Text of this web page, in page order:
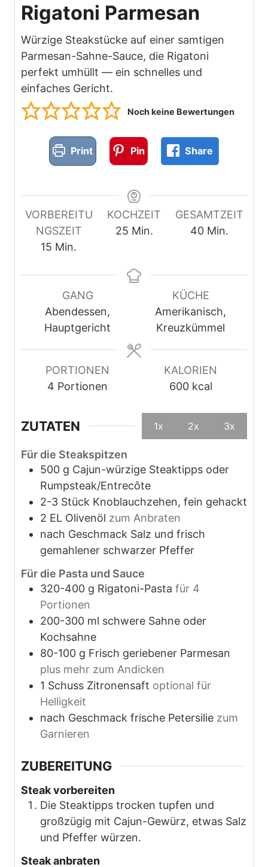
Rigatoni Parmesan
Würzige Steakstücke auf einer samtigen
Parmesan-Sahne-Sauce, die Rigatoni
perfekt umhüllt — ein schnelles und
einfaches Gericht.
Noch keine Bewertungen
Print Pin Share
VORBEREITU
NGSZEIT
15 M
n
t
e
Min.
KOCHZEIT
25M
u
Min.
GESAMTZEIT
40M
u
t
e
n
Min.
GANG
Abendessen,
Hauptgericht
KÜCHE
Amerikanisch,
Kreuzkümmel
PORTIONEN
4 Portionen
KALORIEN
600 kcal
ZUTATEN 1x 2x 3x
Für die Steakspitzen
500 g Cajun-würzige Steaktipps oder
Rumpsteak/Entrecôte
2-3 Stück Knoblauchzehen, fein gehackt
2 EL Olivenöl zum Anbraten
nach Geschmack Salz und frisch
gemahlener schwarzer Pfeffer
Für die Pasta und Sauce
320-400 g Rigatoni-Pasta für 4
Portionen
200-300 ml schwere Sahne oder
Kochsahne
80-100 g Frisch geriebener Parmesan
plus mehr zum Andicken
1 Schuss Zitronensaft optional für
Helligkeit
nach Geschmack frische Petersilie zum
Garnieren
ZUBEREITUNG
Steak vorbereiten
Die Steaktipps trocken tupfen und
großzügig mit Cajun-Gewürz, etwas Salz
und Pfeffer würzen.
Steak anbraten